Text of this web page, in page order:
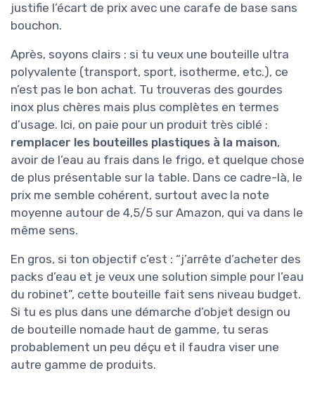
justifie l’écart de prix avec une carafe de base sans
bouchon.
Après, soyons clairs : si tu veux une bouteille ultra
polyvalente (transport, sport, isotherme, etc.), ce
n’est pas le bon achat. Tu trouveras des gourdes
inox plus chères mais plus complètes en termes
d’usage. Ici, on paie pour un produit très ciblé :
remplacer les bouteilles plastiques à la maison,
avoir de l’eau au frais dans le frigo, et quelque chose
de plus présentable sur la table. Dans ce cadre-là, le
prix me semble cohérent, surtout avec la note
moyenne autour de 4,5/5 sur Amazon, qui va dans le
même sens.
En gros, si ton objectif c’est : “j’arrête d’acheter des
packs d’eau et je veux une solution simple pour l’eau
du robinet”, cette bouteille fait sens niveau budget.
Si tu es plus dans une démarche d’objet design ou
de bouteille nomade haut de gamme, tu seras
probablement un peu déçu et il faudra viser une
autre gamme de produits.